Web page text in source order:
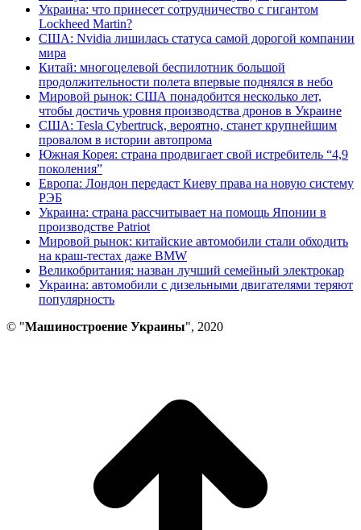
Украина: что принесет сотрудничество с гигантом
Lockheed Martin?
США: Nvidia лишилась статуса самой дорогой компании
мира
Китай: многоцелевой беспилотник большой
продолжительности полета впервые поднялся в небо
Мировой рынок: США понадобится несколько лет,
чтобы достичь уровня производства дронов в Украине
США: Tesla Cybertruck, вероятно, станет крупнейшим
провалом в истории автопрома
Южная Корея: страна продвигает свой истребитель “4,9
поколения”
Европа: Лондон передаст Киеву права на новую систему
РЭБ
Украина: страна рассчитывает на помощь Японии в
производстве Patriot
Мировой рынок: китайские автомобили стали обходить
на краш-тестах даже BMW
Великобритания: назван лучший семейный электрокар
Украина: автомобили с дизельными двигателями теряют
популярность
© "Машиностроение Украины", 2020